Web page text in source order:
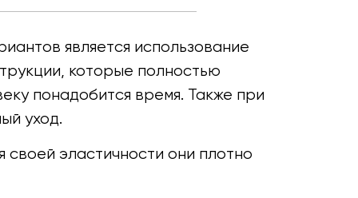
является использование
которые полностью
понадобится время. Также при
уход.
эластичности они плотно